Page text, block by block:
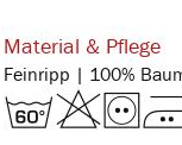
Material & Pflege
Feinripp |